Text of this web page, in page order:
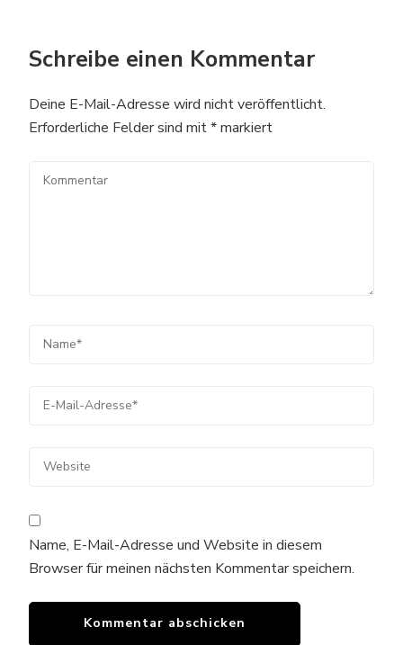
Schreibe einen Kommentar
Deine E-Mail-Adresse wird nicht veröffentlicht.
Erforderliche Felder sind mit*markiert
Name, E-Mail-Adresse und Website in diesem
Browser für meinen nächsten Kommentar speichern.